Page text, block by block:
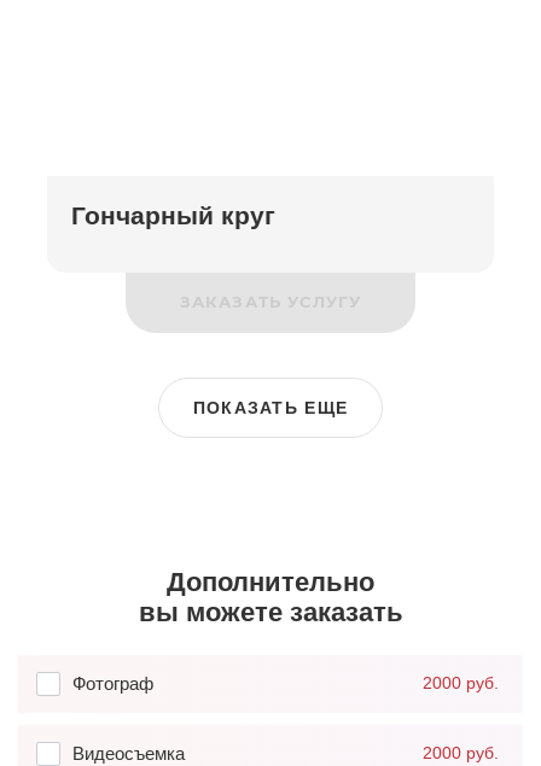
Гончарный круг
ЗАКАЗАТЬ УСЛУГУ
ПОКАЗАТЬ ЕЩЕ
Дополнительно
вы можете заказать
Фотограф 2000 руб.
Видеосъемка 2000 руб.